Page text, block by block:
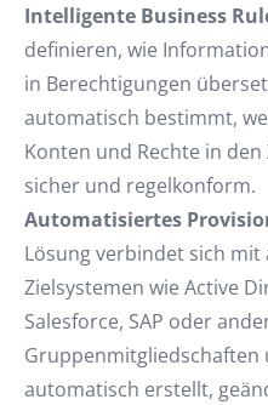
Intelligente Business
definieren, wie
in Berechtigungen
automatisch bestimmt,
Konten und Rechte in
sicher und regelkonform.
Automatisiertes
Lösung verbindet sich mit
Zielsystemen wie Active
Salesforce, SAP oder
automatisch erstellt,